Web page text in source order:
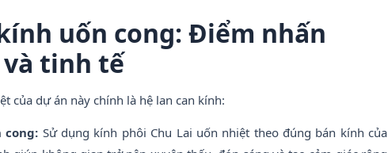
uốn cong: Điểm nhấn
tinh tế
của dự án này chính là hệ lan can kính:
cong: Sử dụng kính phôi Chu Lai uốn nhiệt theo đúng bán kính của